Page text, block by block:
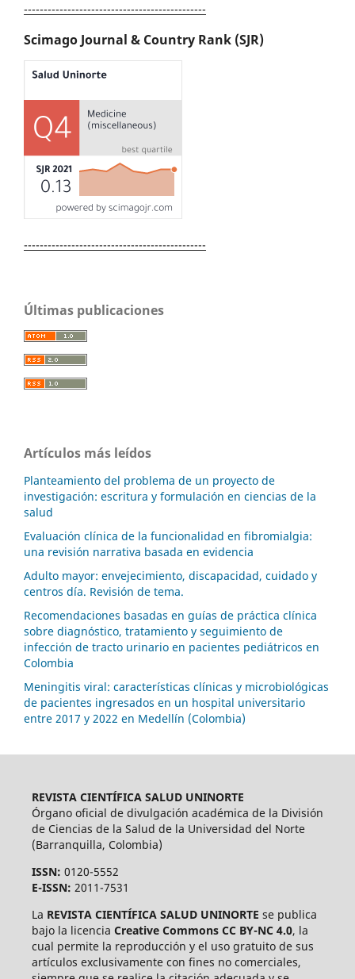
----------------------------------------------
Scimago Journal & Country Rank (SJR)
----------------------------------------------
Últimas publicaciones
Artículos más leídos
Planteamiento del problema de un proyecto de
investigación: escritura y formulación en ciencias de la
salud
Evaluación clínica de la funcionalidad en fibromialgia:
una revisión narrativa basada en evidencia
Adulto mayor: envejecimiento, discapacidad, cuidado y
centros día. Revisión de tema.
Recomendaciones basadas en guías de práctica clínica
sobre diagnóstico, tratamiento y seguimiento de
infección de tracto urinario en pacientes pediátricos en
Colombia
Meningitis viral: características clínicas y microbiológicas
de pacientes ingresados en un hospital universitario
entre 2017 y 2022 en Medellín (Colombia)
REVISTA CIENTÍFICA SALUD UNINORTE
Órgano oficial de divulgación académica de la División
de Ciencias de la Salud de la Universidad del Norte
(Barranquilla, Colombia)
ISSN: 0120-5552
E-ISSN: 2011-7531
La REVISTA CIENTÍFICA SALUD UNINORTE se publica
bajo la licencia Creative Commons CC BY-NC 4.0, la
cual permite la reproducción y el uso gratuito de sus
artículos exclusivamente con fines no comerciales,